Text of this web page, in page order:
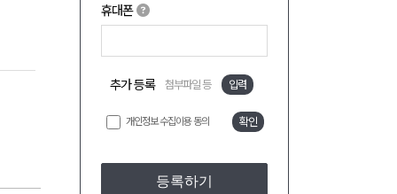
휴대폰
추가 등록 첨부파일 등 입력
개인정보 수집이용 동의 확인
등록하기